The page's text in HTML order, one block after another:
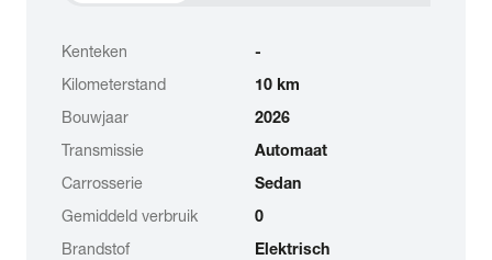
Kenteken
-
Kilometerstand
10 km
Bouwjaar
2026
Transmissie
Automaat
Carrosserie
Sedan
Gemiddeld verbruik
0
Brandstof
Elektrisch